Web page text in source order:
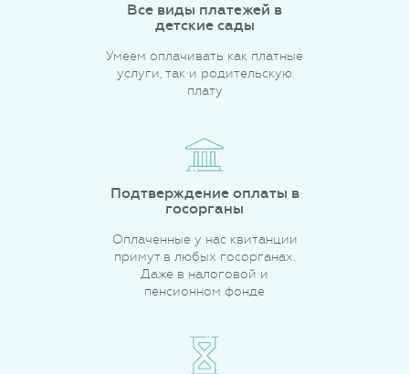
Все виды платежей в
детские сады
Умеем оплачивать как платные
услуги, так и родительскую
плату
Подтверждение оплаты в
госорганы
Оплаченные у нас квитанции
примут в любых госорганах.
Даже в налоговой и
пенсионном фонде